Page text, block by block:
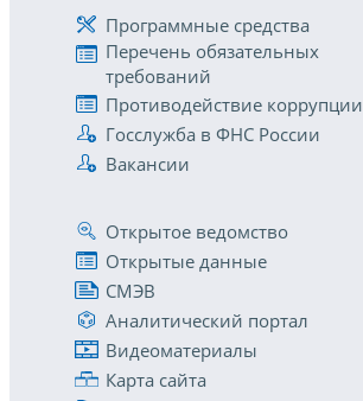
Программные средства
Перечень обязательных
требований
Противодействие коррупции
Госслужба в ФНС России
Вакансии
Открытое ведомство
Открытые данные
СМЭВ
Аналитический портал
Видеоматериалы
Карта сайта